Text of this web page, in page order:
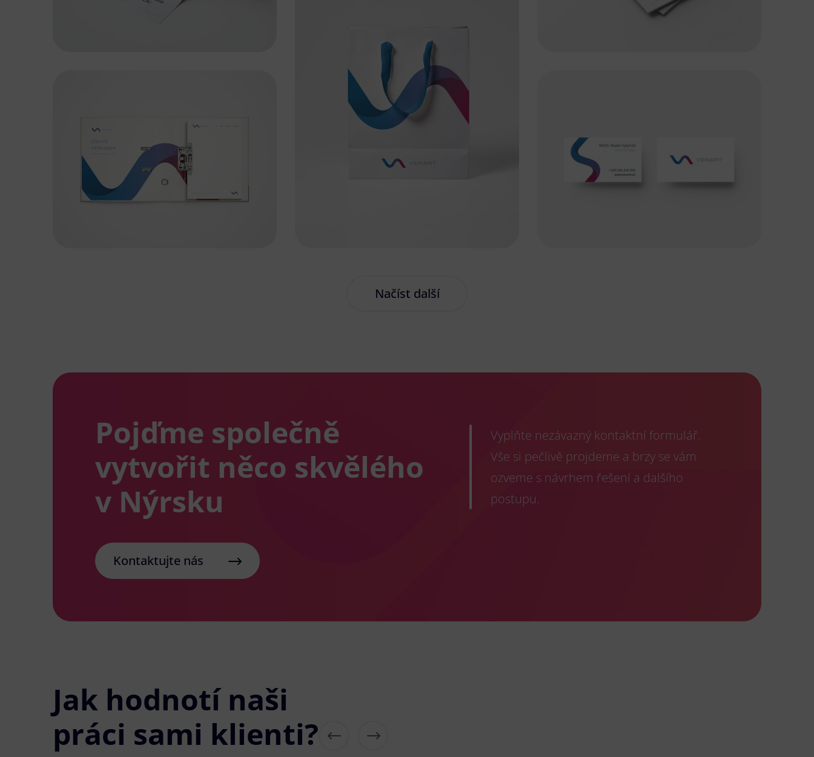
Načíst další
Pojďme společně
vytvořit něco skvělého
v Nýrsku
Vyplňte nezávazný kontaktní formulář.
Vše si pečlivě projdeme a brzy se vám
ozveme s návrhem řešení a dalšího
postupu.
Kontaktujte nás
Jak hodnotí naši
práci sami klienti?